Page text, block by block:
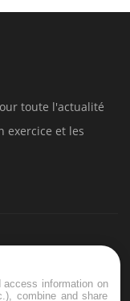
toute l'actualité
exercice et les
access information on
combine and share